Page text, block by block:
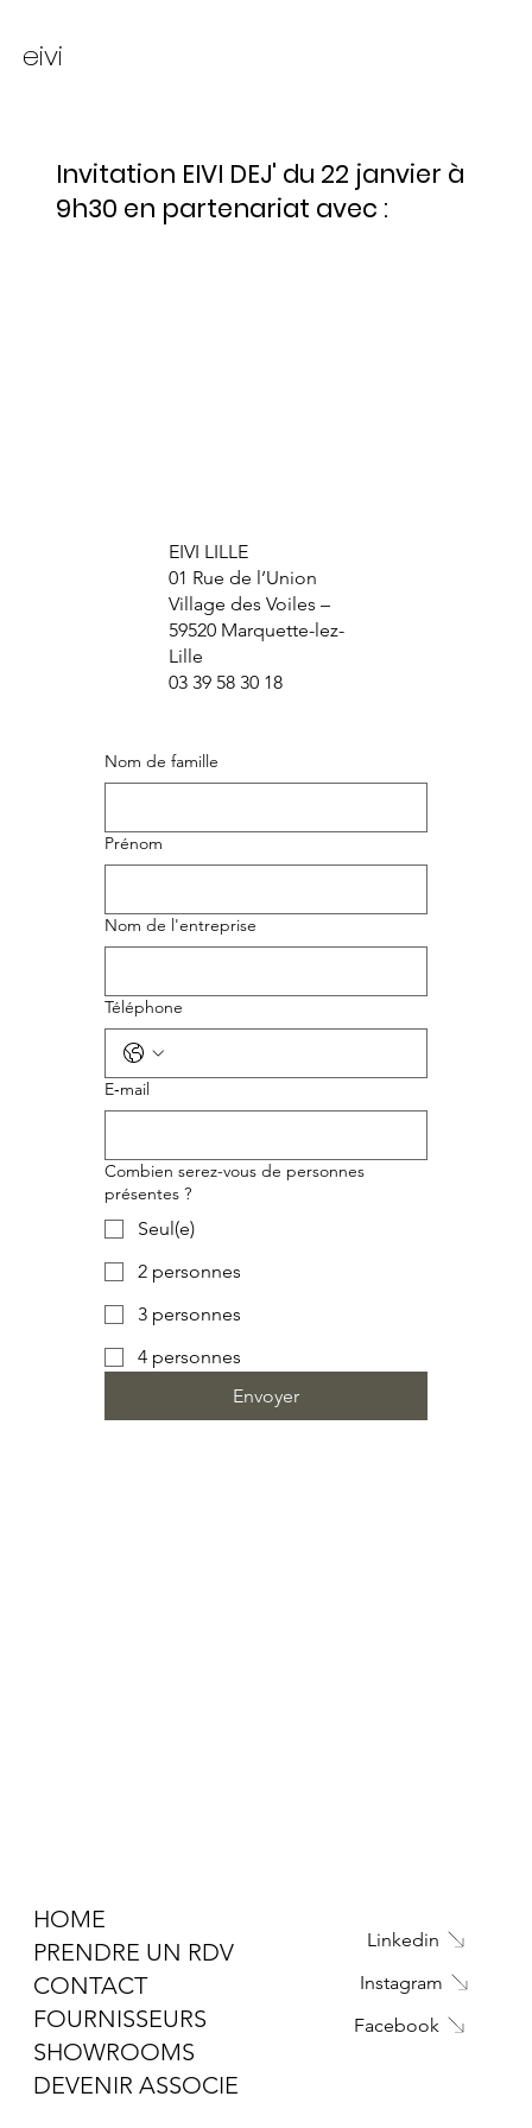
eivi
Invitation EIVI DEJ' du 22 janvier à
9h30 en partenariat avec :
EIVI LILLE
01 Rue de l’Union
Village des Voiles –
59520 Marquette-lez-
Lille
03 39 58 30 18
Nom de famille
Prénom
Nom de l'entreprise
Téléphone
E‑mail
Combien serez-vous de personnes
présentes ?
Seul(e)
2 personnes
3 personnes
4 personnes
Envoyer
HOME
PRENDRE UN RDV
CONTACT
FOURNISSEURS
SHOWROOMS
DEVENIR ASSOCIE
Instagram
Linkedin
Facebook